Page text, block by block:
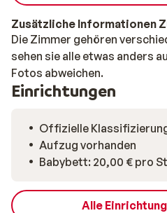
Zusätzliche Informationen
Die Zimmer gehören
sehen sie alle etwas anders
Fotos abweichen.
Einrichtungen
Offizielle
Aufzug vorhanden
Babybett: 20,00 € pro
Alle